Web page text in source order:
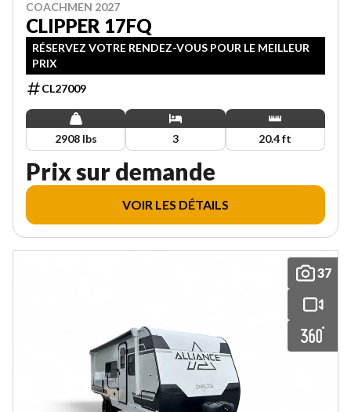
COACHMEN 2027
CLIPPER 17FQ
RÉSERVEZ VOTRE RENDEZ-VOUS POUR LE MEILLEUR
PRIX
CL27009
2908 lbs 3 20.4 ft
Prix sur demande
VOIR LES DÉTAILS
37